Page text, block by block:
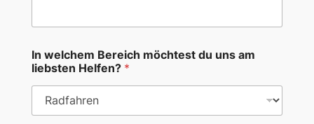
In welchem Bereich möchtest du uns am
liebsten Helfen? *